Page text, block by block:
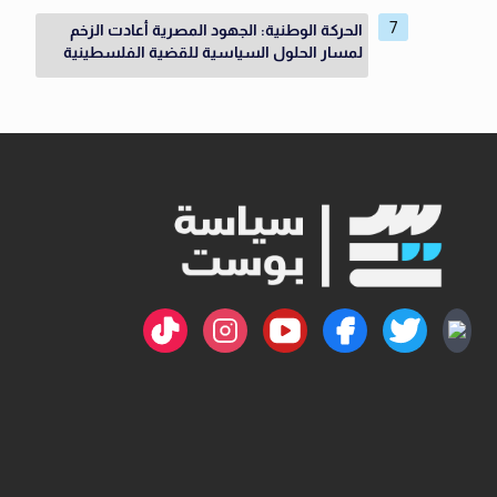
الحركة الوطنية: الجهود المصرية أعادت الزخم
لمسار الحلول السياسية للقضية الفلسطينية